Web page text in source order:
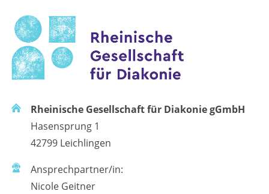
Rheinische Gesellschaft für Diakonie gGmbH
Hasensprung 1
42799 Leichlingen
Ansprechpartner/in:
Nicole Geitner